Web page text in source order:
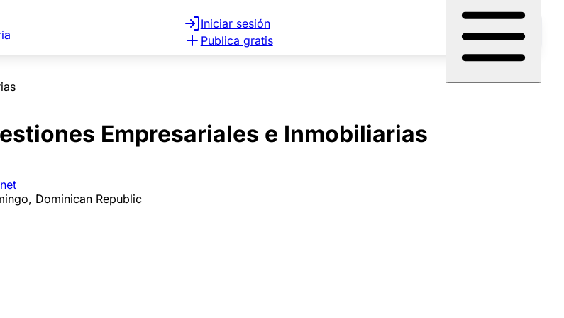
Iniciar sesión
Publica gratis
Empresariales e Inmobiliarias
Dominican Republic